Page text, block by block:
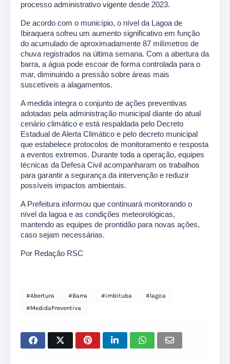
processo administrativo vigente desde 2023.
De acordo com o município, o nível da Lagoa de
Ibiraquera sofreu um aumento significativo em função
do acumulado de aproximadamente 87 milímetros de
chuva registrados na última semana. Com a abertura da
barra, a água pode escoar de forma controlada para o
mar, diminuindo a pressão sobre áreas mais
suscetíveis a alagamentos.
A medida integra o conjunto de ações preventivas
adotadas pela administração municipal diante do atual
cenário climático e está respaldada pelo Decreto
Estadual de Alerta Climático e pelo decreto municipal
que estabelece protocolos de monitoramento e resposta
a eventos extremos. Durante toda a operação, equipes
técnicas da Defesa Civil acompanharam os trabalhos
para garantir a segurança da intervenção e reduzir
possíveis impactos ambientais.
A Prefeitura informou que continuará monitorando o
nível da lagoa e as condições meteorológicas,
mantendo as equipes de prontidão para novas ações,
caso sejam necessárias.
Por Redação RSC
#Abertura #Barra #imbituba
#lagoa
#MedidaPreventiva